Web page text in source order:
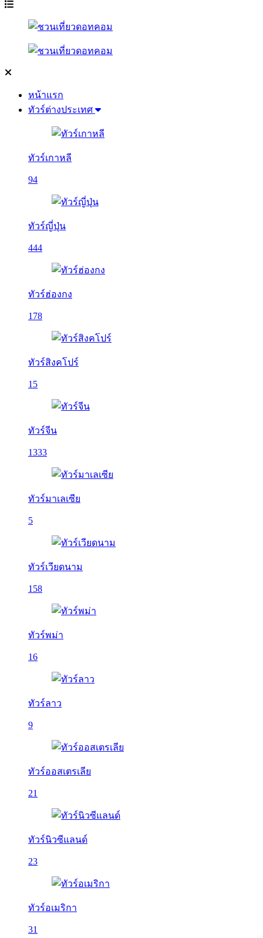
หน้าแรก
ทัวร์ต่างประเทศ
ทัวร์เกาหลี
94
ทัวร์ญี่ปุ่น
444
ทัวร์ฮ่องกง
178
ทัวร์สิงคโปร์
15
ทัวร์จีน
1333
ทัวร์มาเลเซีย
5
ทัวร์เวียดนาม
158
ทัวร์พม่า
16
ทัวร์ลาว
9
ทัวร์ออสเตรเลีย
21
ทัวร์นิวซีแลนด์
23
ทัวร์อเมริกา
31